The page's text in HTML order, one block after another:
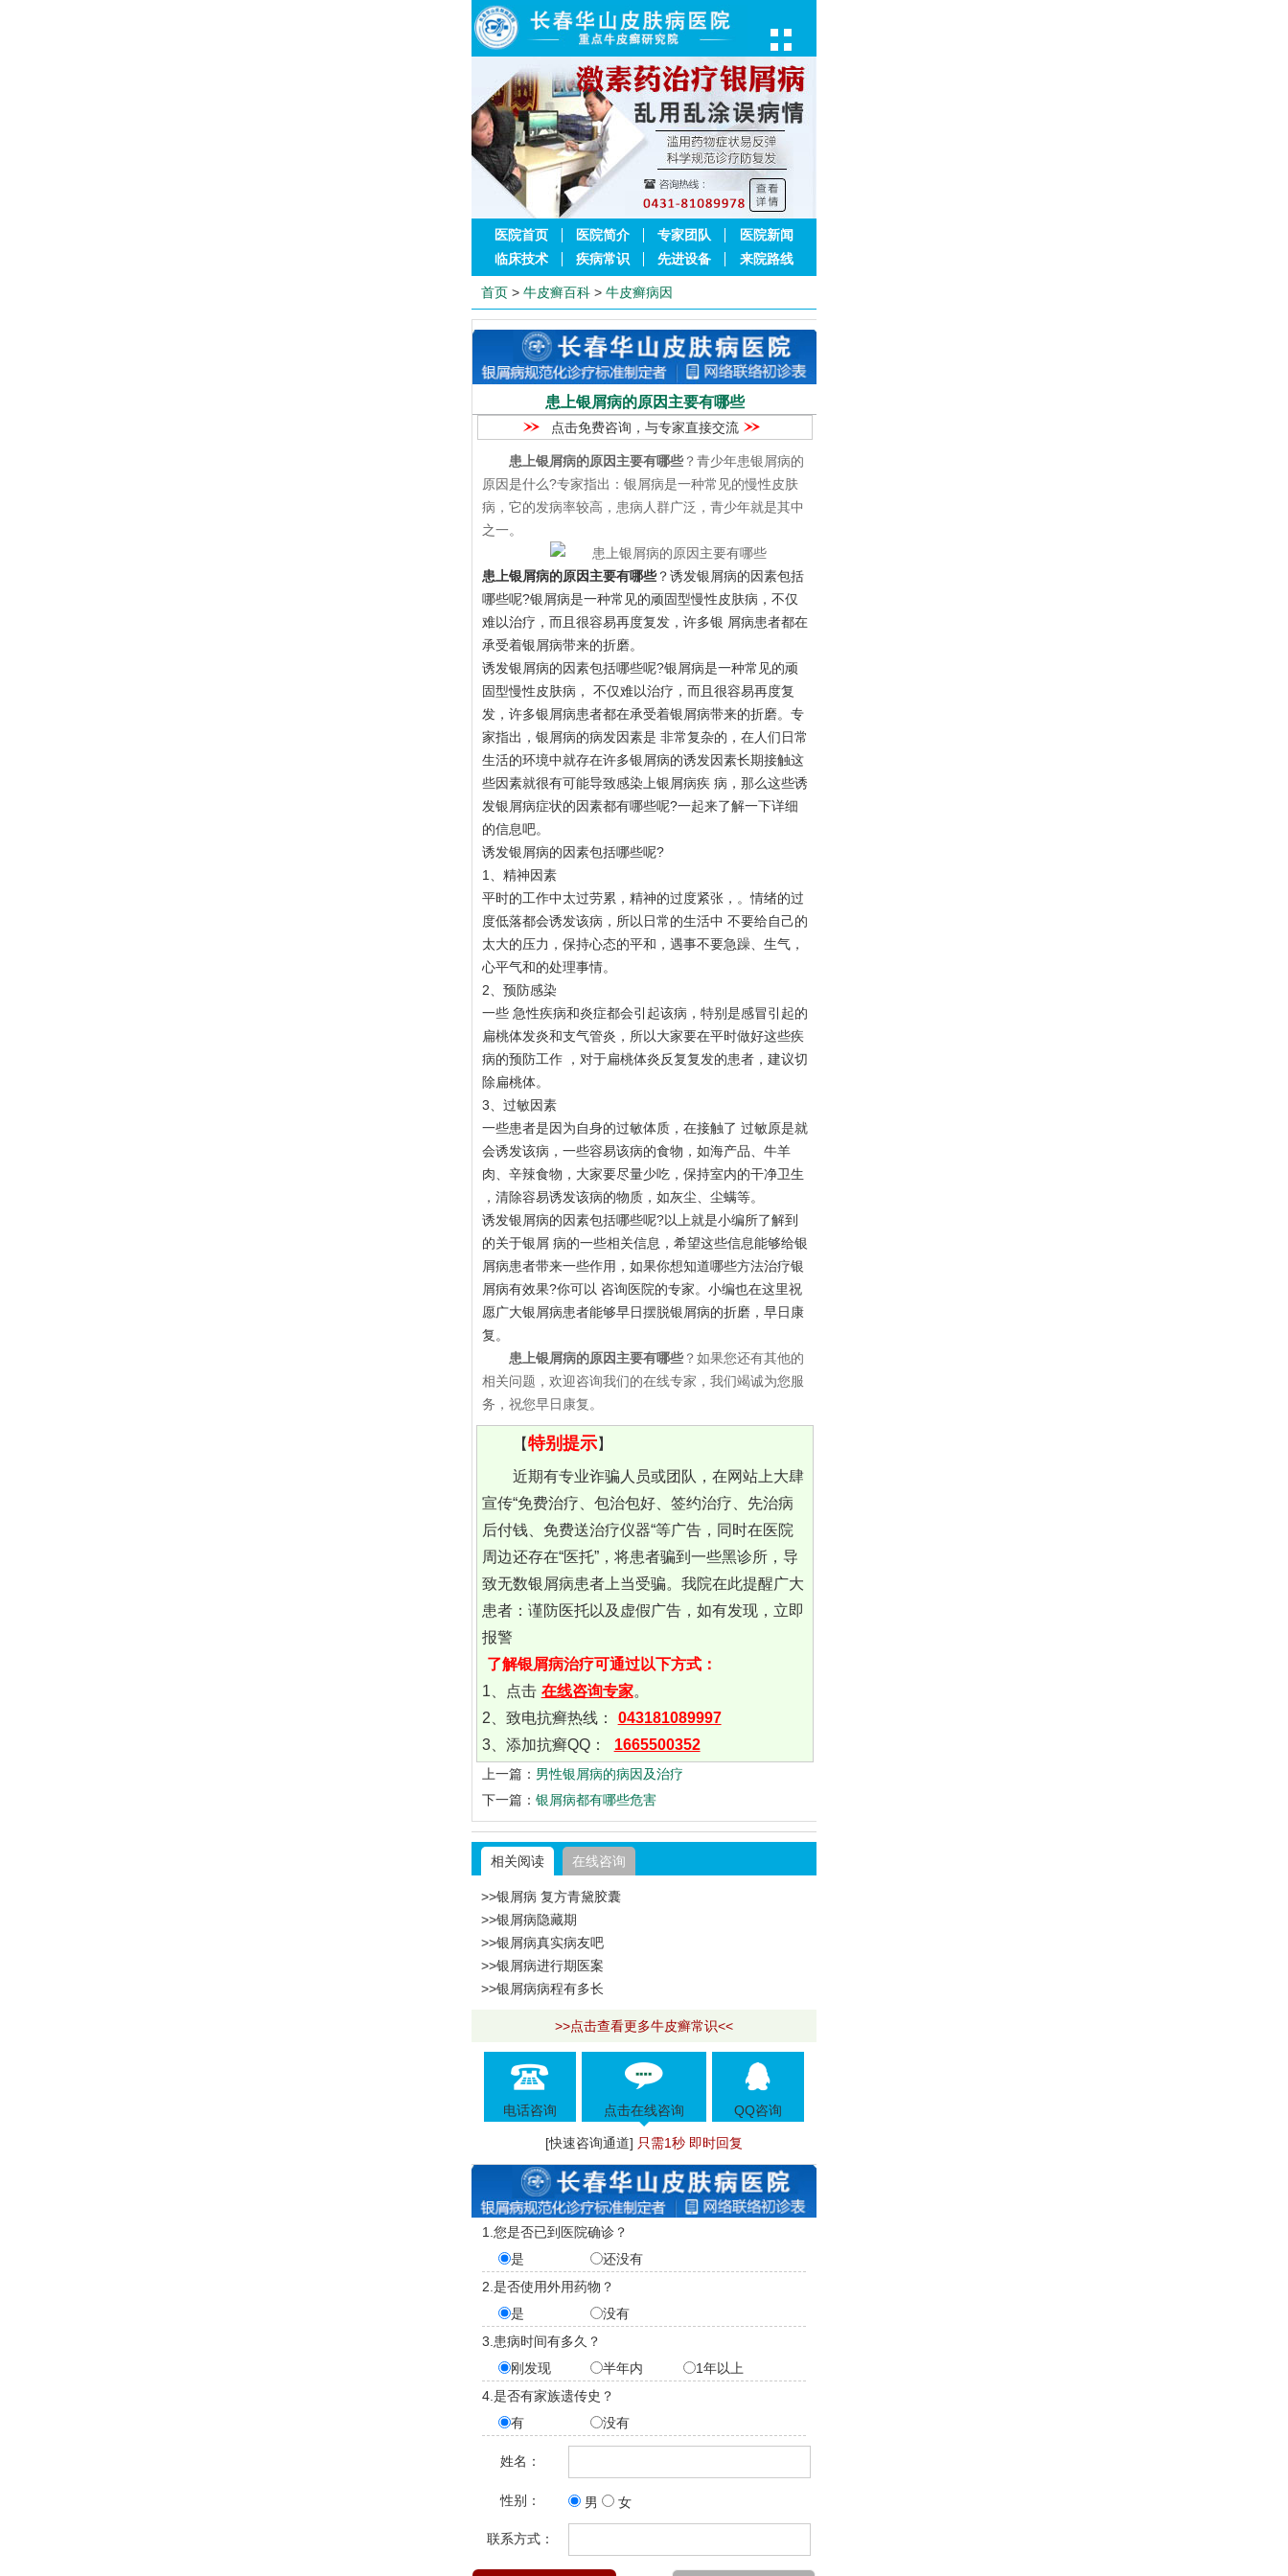
医院首页 医院简介 专家团队
医院新闻
临床技术
疾病常识 先进设备 来院路线
首页 > 牛皮癣百科 > 牛皮癣病因
患上银屑病的原因主要有哪些
点击免费咨询，与专家直接交流
患上银屑病的原因主要有哪些 ？青少年患银屑病的
原因是什么?专家指出：银屑病是一种常见的慢性皮肤
病，它的发病率较高，患病人群广泛，青少年就是其中
之一。
患上银屑病的原因主要有哪些？诱发银屑病的因素包括
哪些呢?银屑病是一种常见的顽固型慢性皮肤病，不仅
难以治疗，而且很容易再度复发，许多银 屑病患者都在
承受着银屑病带来的折磨。
诱发银屑病的因素包括哪些呢?银屑病是一种常见的顽
固型慢性皮肤病， 不仅难以治疗，而且很容易再度复
发，许多银屑病患者都在承受着银屑病带来的折磨。专
家指出，银屑病的病发因素是 非常复杂的，在人们日常
生活的环境中就存在许多银屑病的诱发因素长期接触这
些因素就很有可能导致感染上银屑病疾 病，那么这些诱
发银屑病症状的因素都有哪些呢?一起来了解一下详细
的信息吧。
诱发银屑病的因素包括哪些呢?
1、精神因素
平时的工作中太过劳累，精神的过度紧张，。情绪的过
度低落都会诱发该病，所以日常的生活中 不要给自己的
太大的压力，保持心态的平和，遇事不要急躁、生气，
心平气和的处理事情。
2、预防感染
一些 急性疾病和炎症都会引起该病，特别是感冒引起的
扁桃体发炎和支气管炎，所以大家要在平时做好这些疾
病的预防工作 ，对于扁桃体炎反复复发的患者，建议切
除扁桃体。
3、过敏因素
一些患者是因为自身的过敏体质，在接触了 过敏原是就
会诱发该病，一些容易该病的食物，如海产品、牛羊
肉、辛辣食物，大家要尽量少吃，保持室内的干净卫生
，清除容易诱发该病的物质，如灰尘、尘螨等。
诱发银屑病的因素包括哪些呢?以上就是小编所了解到
的关于银屑 病的一些相关信息，希望这些信息能够给银
屑病患者带来一些作用，如果你想知道哪些方法治疗银
屑病有效果?你可以 咨询医院的专家。小编也在这里祝
愿广大银屑病患者能够早日摆脱银屑病的折磨，早日康
复。
患上银屑病的原因主要有哪些 ？如果您还有其他的
相关问题，欢迎咨询我们的在线专家，我们竭诚为您服
务，祝您早日康复。
【特别提示】
近期有专业诈骗人员或团队，在网站上大肆
宣传“免费治疗、包治包好、签约治疗、先治病
后付钱、免费送治疗仪器“等广告，同时在医院
周边还存在“医托”，将患者骗到一些黑诊所，导
致无数银屑病患者上当受骗。我院在此提醒广大
患者：谨防医托以及虚假广告，如有发现，立即
报警
了解银屑病治疗可通过以下方式：
1、点击 在线咨询专家。
2、致电抗癣热线：
043181089997
3、添加抗癣QQ：
1665500352
上一篇： 男性银屑病的病因及治疗
下一篇： 银屑病都有哪些危害
相关阅读 在线咨询
>>银屑病 复方青黛胶囊
>>银屑病隐藏期
>>银屑病真实病友吧
>>银屑病进行期医案
>>银屑病病程有多长
>>点击查看更多牛皮癣常识<<
电话咨询 点击在线咨询 QQ咨询
[快速咨询通道] 只需1秒 即时回复
1.您是否已到医院确诊？
是
还没有
2.是否使用外用药物？
是
没有
3.患病时间有多久？
刚发现
半年内
1年以上
4.是否有家族遗传史？
有
没有
姓名：
性别： 男 女
联系方式：